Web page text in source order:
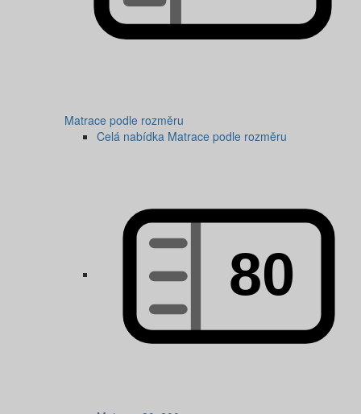
Matrace podle rozměru
Celá nabídka Matrace podle rozměru